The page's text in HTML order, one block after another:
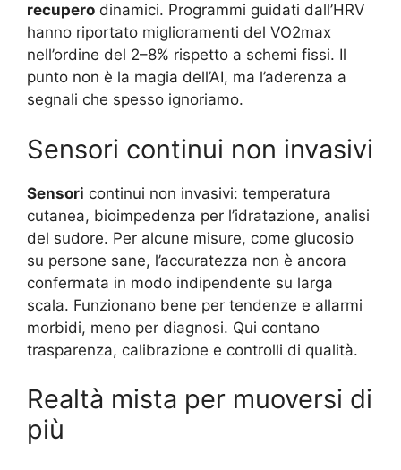
recupero dinamici. Programmi guidati dall’HRV
hanno riportato miglioramenti del VO2max
nell’ordine del 2–8% rispetto a schemi fissi. Il
punto non è la magia dell’AI, ma l’aderenza a
segnali che spesso ignoriamo.
Sensori continui non invasivi
Sensori continui non invasivi: temperatura
cutanea, bioimpedenza per l’idratazione, analisi
del sudore. Per alcune misure, come glucosio
su persone sane, l’accuratezza non è ancora
confermata in modo indipendente su larga
scala. Funzionano bene per tendenze e allarmi
morbidi, meno per diagnosi. Qui contano
trasparenza, calibrazione e controlli di qualità.
Realtà mista per muoversi di
più